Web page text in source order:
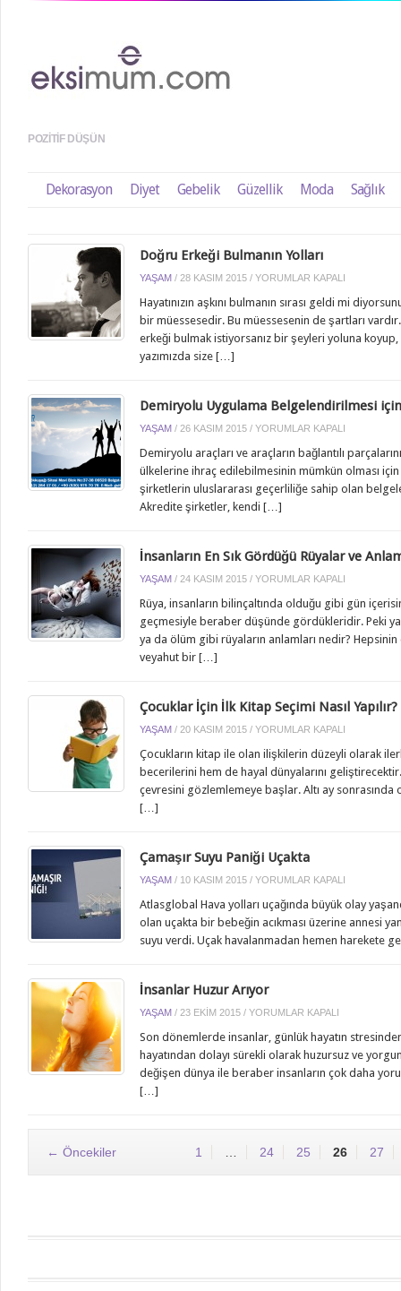
POZITIF DÜŞÜN
Dekorasyon Diyet Gebelik Güzellik Moda Sağlık
Doğru Erkeği Bulmanın Yolları
YAŞAM / 28 KASIM 2015 / DOĞRU
YORUMLAR KAPALI
Hayatınızın aşkını bulmanın sırası geldi mi
bir müessesedir. Bu müessesenin de şartları
erkeği bulmak istiyorsanız bir şeyleri yoluna
yazımızda size […]
Demiryolu Uygulama Belgelendirilmesi
YAŞAM / 26 KASIM 2015 / DEMIRYOLU
BELGELENDIRILMESI
GSİ
IÇIN
YORUMLAR KAPALI
Demiryolu araçları ve araçların bağlantılı
ülkelerine ihraç edilebilmesinin mümkün olması
şirketlerin uluslararası geçerliliğe sahip olan
Akredite şirketler, kendi […]
İnsanların En Sık Gördüğü Rüyalar ve
YAŞAM / 24 KASIM 2015 / İNSANLARIN
GÖRDÜĞÜ
IÇIN
YORUMLAR KAPALI
Rüya, insanların bilinçaltında olduğu gibi gün
geçmesiyle beraber düşünde gördükleridir. Peki
ya da ölüm gibi rüyaların anlamları nedir?
veyahut bir […]
Çocuklar İçin İlk Kitap Seçimi Nasıl Yapılır?
YAŞAM / 20 KASIM 2015 / ÇOCUKLAR
KITAP
SEÇIMI
IÇIN
YORUMLAR KAPALI
Çocukların kitap ile olan ilişkilerin düzeyli olarak
becerilerini hem de hayal dünyalarını
çevresini gözlemlemeye başlar. Altı ay
[…]
Çamaşır Suyu Paniği Uçakta
YAŞAM / 10 KASIM 2015 / ÇAMAŞIR
PANIĞI
YORUMLAR KAPALI
Atlasglobal Hava yolları uçağında büyük olay
olan uçakta bir bebeğin acıkması üzerine annesi
suyu verdi. Uçak havalanmadan hemen harekete
İnsanlar Huzur Arıyor
YAŞAM / 23 EKIM 2015 / İNSANLAR
ARIYOR
YORUMLAR KAPALI
Son dönemlerde insanlar, günlük hayatın
hayatından dolayı sürekli olarak huzursuz ve
değişen dünya ile beraber insanların çok daha
[…]
← Öncekiler 1 24 25 26 27